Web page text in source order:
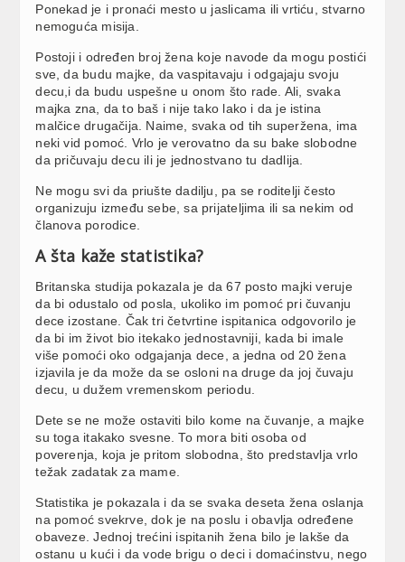
Ponekad je i pronaći mesto u jaslicama ili vrtiću, stvarno
nemoguća misija.
Postoji i određen broj žena koje navode da mogu postići
sve, da budu majke, da vaspitavaju i odgajaju svoju
decu,i da budu uspešne u onom što rade. Ali, svaka
majka zna, da to baš i nije tako lako i da je istina
malčice drugačija. Naime, svaka od tih superžena, ima
neki vid pomoć. Vrlo je verovatno da su bake slobodne
da pričuvaju decu ili je jednostvano tu dadlija.
Ne mogu svi da priušte dadilju, pa se roditelji često
organizuju između sebe, sa prijateljima ili sa nekim od
članova porodice.
A šta kaže statistika?
Britanska studija pokazala je da 67 posto majki veruje
da bi odustalo od posla, ukoliko im pomoć pri čuvanju
dece izostane. Čak tri četvrtine ispitanica odgovorilo je
da bi im život bio itekako jednostavniji, kada bi imale
više pomoći oko odgajanja dece, a jedna od 20 žena
izjavila je da može da se osloni na druge da joj čuvaju
decu, u dužem vremenskom periodu.
Dete se ne može ostaviti bilo kome na čuvanje, a majke
su toga itakako svesne. To mora biti osoba od
poverenja, koja je pritom slobodna, što predstavlja vrlo
težak zadatak za mame.
Statistika je pokazala i da se svaka deseta žena oslanja
na pomoć svekrve, dok je na poslu i obavlja određene
obaveze. Jednoj trećini ispitanih žena bilo je lakše da
ostanu u kući i da vode brigu o deci i domaćinstvu, nego